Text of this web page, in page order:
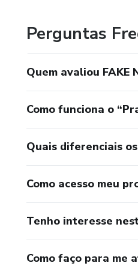
Perguntas
Quem avaliou FAKE
Como funciona o
Quais diferenciais
Como acesso meu
Tenho interesse
Como faço para me